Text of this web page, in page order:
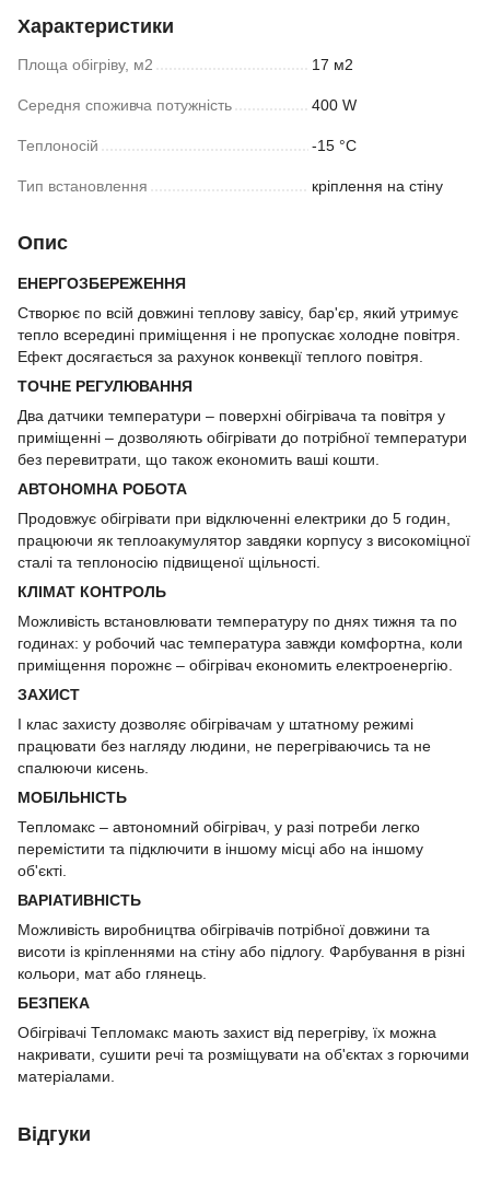
Характеристики
Площа обігріву, м2 17 м2
Середня споживча потужність 400 W
Теплоносій -15 °С
Тип встановлення кріплення на стіну
Опис
ЕНЕРГОЗБЕРЕЖЕННЯ
Створює по всій довжині теплову завісу, бар'єр, який утримує
тепло всередині приміщення і не пропускає холодне повітря.
Ефект досягається за рахунок конвекції теплого повітря.
ТОЧНЕ РЕГУЛЮВАННЯ
Два датчики температури – поверхні обігрівача та повітря у
приміщенні – дозволяють обігрівати до потрібної температури
без перевитрати, що також економить ваші кошти.
АВТОНОМНА РОБОТА
Продовжує обігрівати при відключенні електрики до 5 годин,
працюючи як теплоакумулятор завдяки корпусу з високоміцної
сталі та теплоносію підвищеної щільності.
КЛІМАТ КОНТРОЛЬ
Можливість встановлювати температуру по днях тижня та по
годинах: у робочий час температура завжди комфортна, коли
приміщення порожнє – обігрівач економить електроенергію.
ЗАХИСТ
I клас захисту дозволяє обігрівачам у штатному режимі
працювати без нагляду людини, не перегріваючись та не
спалюючи кисень.
МОБІЛЬНІСТЬ
Тепломакс – автономний обігрівач, у разі потреби легко
перемістити та підключити в іншому місці або на іншому
об'єкті.
ВАРІАТИВНІСТЬ
Можливість виробництва обігрівачів потрібної довжини та
висоти із кріпленнями на стіну або підлогу. Фарбування в різні
кольори, мат або глянець.
БЕЗПЕКА
Обігрівачі Тепломакс мають захист від перегріву, їх можна
накривати, сушити речі та розміщувати на об'єктах з горючими
матеріалами.
Відгуки